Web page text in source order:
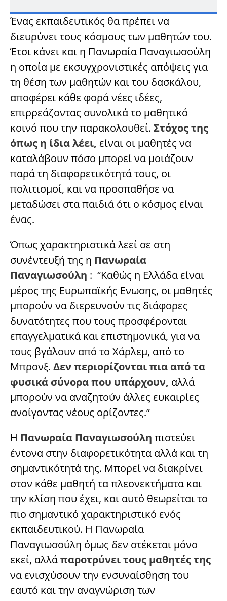
Ένας εκπαιδευτικός θα πρέπει να
διευρύνει τους κόσμους των μαθητών του.
Έτσι κάνει και η Πανωραία Παναγιωσούλη
η οποία με εκσυγχρονιστικές απόψεις για
τη θέση των μαθητών και του δασκάλου,
αποφέρει κάθε φορά νέες ιδέες,
επιρρεάζοντας συνολικά το μαθητικό
κοινό που την παρακολουθεί. Στόχος της
όπως η ίδια λέει, είναι οι μαθητές να
καταλάβουν πόσο μπορεί να μοιάζουν
παρά τη διαφορετικότητά τους, οι
πολιτισμοί, και να προσπαθήσε να
μεταδώσει στα παιδιά ότι ο κόσμος είναι
ένας.
Όπως χαρακτηριστικά λεεί σε στη
συνέντευξή της η Πανωραία
Παναγιωσούλη : “Καθώς η Ελλάδα είναι
μέρος της Ευρωπαϊκής Ενωσης, οι μαθητές
μπορούν να διερευνούν τις διάφορες
δυνατότητες που τους προσφέρονται
επαγγελματικά και επιστημονικά, για να
τους βγάλουν από το Χάρλεμ, από το
Μπρονξ. Δεν περιορίζονται πια από τα
φυσικά σύνορα που υπάρχουν, αλλά
μπορούν να αναζητούν άλλες ευκαιρίες
ανοίγοντας νέους ορίζοντες.”
Η Πανωραία Παναγιωσούλη πιστεύει
έντονα στην διαφορετικότητα αλλά και τη
σημαντικότητά της. Μπορεί να διακρίνει
στον κάθε μαθητή τα πλεονεκτήματα και
την κλίση που έχει, και αυτό θεωρείται το
πιο σημαντικό χαρακτηριστικό ενός
εκπαιδευτικού. Η Πανωραία
Παναγιωσούλη όμως δεν στέκεται μόνο
εκεί, αλλάπαροτρύνει τους μαθητές της
να ενισχύσουν την ενσυναίσθηση του
εαυτό και την αναγνώριση των